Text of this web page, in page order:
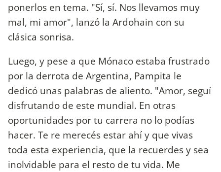
ponerlos en tema. "Sí, sí. Nos llevamos muy
mal, mi amor", lanzó la Ardohain con su
clásica sonrisa.
Luego, y pese a que Mónaco estaba frustrado
por la derrota de Argentina, Pampita le
dedicó unas palabras de aliento. "Amor, seguí
disfrutando de este mundial. En otras
oportunidades por tu carrera no lo podías
hacer. Te re merecés estar ahí y que vivas
toda esta experiencia, que la recuerdes y sea
inolvidable para el resto de tu vida. Me